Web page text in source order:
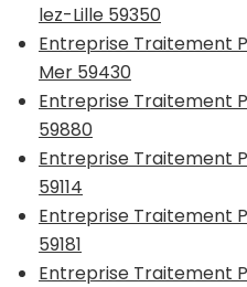
lez-Lille 59350
Entreprise Traitement
Mer 59430
Entreprise Traitement
59880
Entreprise Traitement
59114
Entreprise Traitement
59181
Entreprise Traitement